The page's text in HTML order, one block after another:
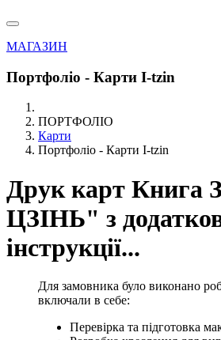
МАГАЗИН
Портфоліо - Карти I-tzin
ПОРТФОЛІО
Карти
Портфоліо - Карти I-tzin
Друк карт Книга
ЦЗІНЬ" з
інструкції...
Для замовника було виконано
включали в себе:
Перевірка та підготовка